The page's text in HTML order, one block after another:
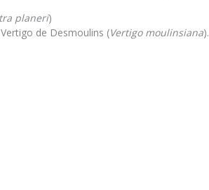
planeri)
de Desmoulins (Vertigo moulinsiana).